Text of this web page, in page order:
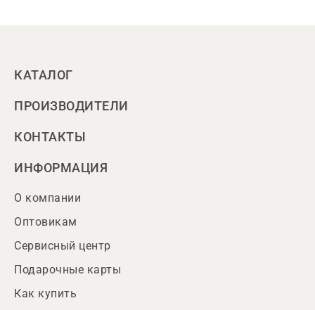
КАТАЛОГ
ПРОИЗВОДИТЕЛИ
КОНТАКТЫ
ИНФОРМАЦИЯ
О компании
Оптовикам
Сервисный центр
Подарочные карты
Как купить